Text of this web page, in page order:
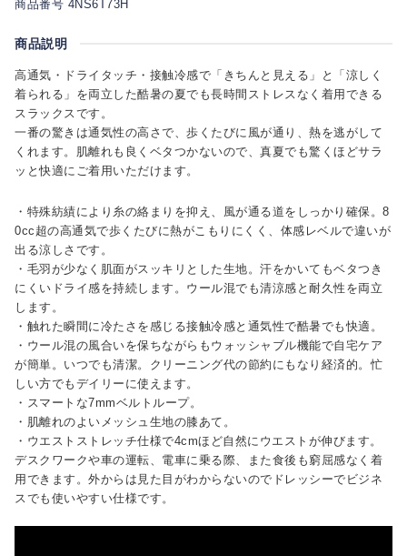
商品番号 4NS6T73H
商品説明
高通気・ドライタッチ・接触冷感で「きちんと見える」と「涼しく
着られる」を両立した酷暑の夏でも長時間ストレスなく着用できる
スラックスです。
一番の驚きは通気性の高さで、歩くたびに風が通り、熱を逃がして
くれます。肌離れも良くベタつかないので、真夏でも驚くほどサラ
ッと快適にご着用いただけます。
・特殊紡績により糸の絡まりを抑え、風が通る道をしっかり確保。8
0cc超の高通気で歩くたびに熱がこもりにくく、体感レベルで違いが
出る涼しさです。
・毛羽が少なく肌面がスッキリとした生地。汗をかいてもベタつき
にくいドライ感を持続します。ウール混でも清涼感と耐久性を両立
します。
・触れた瞬間に冷たさを感じる接触冷感と通気性で酷暑でも快適。
・ウール混の風合いを保ちながらもウォッシャブル機能で自宅ケア
が簡単。いつでも清潔。クリーニング代の節約にもなり経済的。忙
しい方でもデイリーに使えます。
・スマートな7mmベルトループ。
・肌離れのよいメッシュ生地の膝あて。
・ウエストストレッチ仕様で4cmほど自然にウエストが伸びます。
デスクワークや車の運転、電車に乗る際、また食後も窮屈感なく着
用できます。外からは見た目がわからないのでドレッシーでビジネ
スでも使いやすい仕様です。